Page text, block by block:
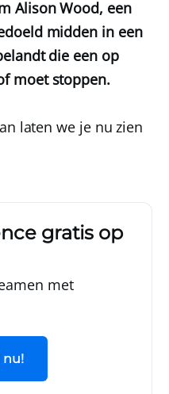
Alison Wood, een
midden in een
die een op
moet stoppen.
laten we je nu zien
gratis op
met
nu!